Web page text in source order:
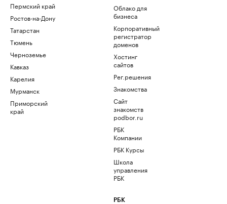
Пермский край
Ростов-на-Дону
Татарстан
Тюмень
Черноземье
Кавказ
Карелия
Мурманск
Приморский
край
Облако для
бизнеса
Корпоративный
регистратор
доменов
Хостинг
сайтов
Рег.решения
Знакомства
Сайт
знакомств
podbor.ru
РБК
Компании
РБК Курсы
Школа
управления
РБК
РБК